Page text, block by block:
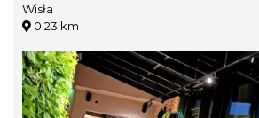
Wisła
0.23 km